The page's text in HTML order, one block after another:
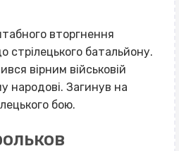
вторгнення
стрілецького батальйону.
вірним військовій
народові. Загинув на
бою.